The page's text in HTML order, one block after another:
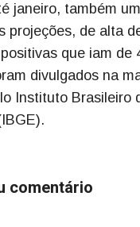
janeiro, também
projeções, de alta
que iam de
divulgados na
Instituto Brasileiro
comentário